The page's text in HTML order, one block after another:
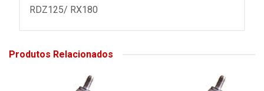
RDZ125/ RX180
Produtos Relacionados